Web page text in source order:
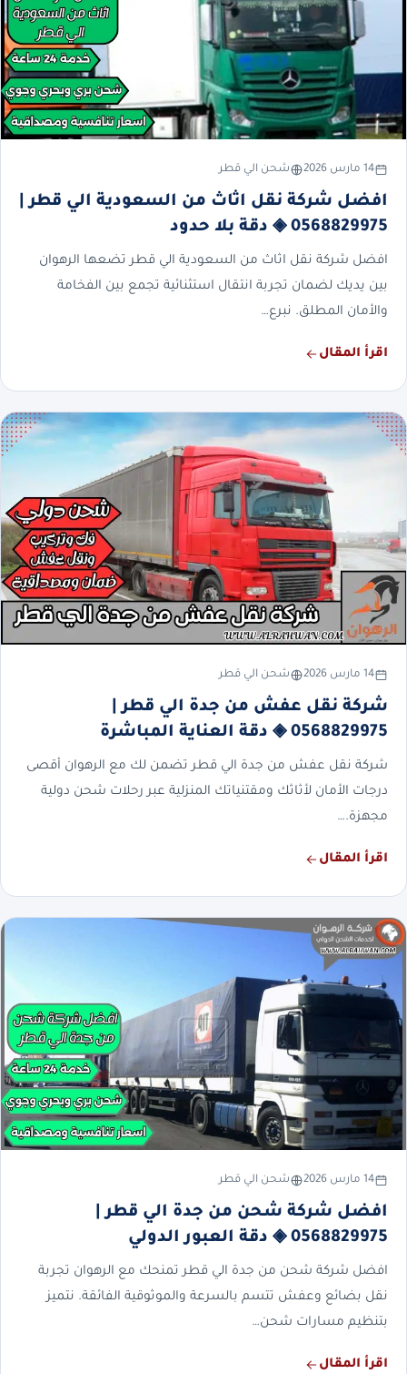
14 مارس 2026 شحن الي قطر
افضل شركة نقل اثاث من السعودية الي قطر |
0568829975 ◈ دقة بلا حدود
افضل شركة نقل اثاث من السعودية الي قطر تضعها الرهوان
بين يديك لضمان تجربة انتقال استثنائية تجمع بين الفخامة
والأمان المطلق. نبرع…
اقرأ المقال
14 مارس 2026 شحن الي قطر
شركة نقل عفش من جدة الي قطر |
0568829975 ◈ دقة العناية المباشرة
شركة نقل عفش من جدة الي قطر تضمن لك مع الرهوان أقصى
درجات الأمان لأثاثك ومقتنياتك المنزلية عبر رحلات شحن دولية
مجهزة.…
اقرأ المقال
14 مارس 2026 شحن الي قطر
افضل شركة شحن من جدة الي قطر |
0568829975 ◈ دقة العبور الدولي
افضل شركة شحن من جدة الي قطر تمنحك مع الرهوان تجربة
نقل بضائع وعفش تتسم بالسرعة والموثوقية الفائقة. نتميز
بتنظيم مسارات شحن…
اقرأ المقال